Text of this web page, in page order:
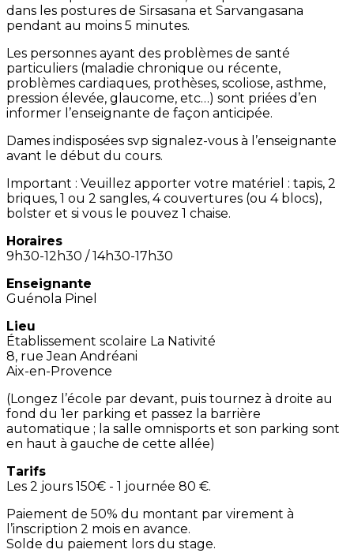
dans les postures de Sirsasana et Sarvangasana
pendant au moins 5 minutes.
Les personnes ayant des problèmes de santé
particuliers (maladie chronique ou récente,
problèmes cardiaques, prothèses, scoliose, asthme,
pression élevée, glaucome, etc…) sont priées d’en
informer l’enseignante de façon anticipée.
Dames indisposées svp signalez-vous à l’enseignante
avant le début du cours.
Important : Veuillez apporter votre matériel : tapis, 2
briques, 1 ou 2 sangles, 4 couvertures (ou 4 blocs),
bolster et si vous le pouvez 1 chaise.
Horaires
9h30-12h30 / 14h30-17h30
Enseignante
Guénola Pinel
Lieu
Établissement scolaire La Nativité
8, rue Jean Andréani
Aix-en-Provence
(Longez l’école par devant, puis tournez à droite au
fond du 1er parking et passez la barrière
automatique ; la salle omnisports et son parking sont
en haut à gauche de cette allée)
Tarifs
Les 2 jours 150€ - 1 journée 80 €.
Paiement de 50% du montant par virement à
l’inscription 2 mois en avance.
Solde du paiement lors du stage.